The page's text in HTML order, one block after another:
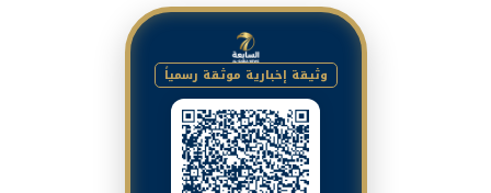
وثيقة إخبارية موثقة رسمياً